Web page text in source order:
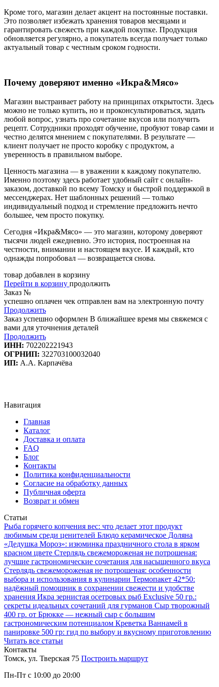
Кроме того, магазин делает акцент на постоянные поставки.
Это позволяет избежать хранения товаров месяцами и
гарантировать свежесть при каждой покупке. Продукция
обновляется регулярно, а покупатель всегда получает только
актуальный товар с честным сроком годности.
Почему доверяют именно «Икра&Мясо»
Магазин выстраивает работу на принципах открытости. Здесь
можно не только купить, но и проконсультироваться, задать
любой вопрос, узнать про сочетание вкусов или получить
рецепт. Сотрудники проходят обучение, пробуют товар сами и
честно делятся мнением с покупателями. В результате —
клиент получает не просто коробку с продуктом, а
уверенность в правильном выборе.
Ценность магазина — в уважении к каждому покупателю.
Именно поэтому здесь работает удобный сайт с онлайн-
заказом, доставкой по всему Томску и быстрой поддержкой в
мессенджерах. Нет шаблонных решений — только
индивидуальный подход и стремление предложить нечто
большее, чем просто покупку.
Сегодня «Икра&Мясо» — это магазин, которому доверяют
тысячи людей ежедневно. Это история, построенная на
честности, внимании и настоящем вкусе. И каждый, кто
однажды попробовал — возвращается снова.
товар добавлен в корзину
Перейти в корзину продолжить
Заказ №
успешно оплачен чек отправлен вам на электронную почту
Продолжить
Заказ успешно оформлен В ближайшее время мы свяжемся с
вами для уточнения деталей
Продолжить
ИНН: 702202221943
ОГРНИП: 322703100032040
ИП: А.А. Карпачёва
Навигация
Главная
Каталог
Доставка и оплата
FAQ
Блог
Контакты
Политика конфиденциальности
Согласие на обработку данных
Публичная оферта
Возврат и обмен
Статьи
Рыба горячего копчения вес: что делает этот продукт
любимым среди ценителей Блюдо керамическое Доляна
«Дедушка Мороз»: изюминка праздничного стола в ярком
красном цвете Стерлядь свежемороженая не потрошеная:
лучшие гастрономические сочетания для насыщенного вкуса
Стерлядь свежемороженая не потрошеная: особенности
выбора и использования в кулинарии Термопакет 42*50:
надёжный помощник в сохранении свежести и удобстве
хранения Икра зернистая осетровых рыб Exclusive 50 гр.:
секреты идеальных сочетаний для гурманов Сыр творожный
400 гр. от Брюкке — нежный сыр с большим
гастрономическим потенциалом Креветка Ваннамей в
панировке 500 гр: гид по выбору и вкусному приготовлению
Читать все статьи
Контакты
Томск, ул. Тверская 75 Построить маршрут
Пн-Пт с 10:00 до 20:00